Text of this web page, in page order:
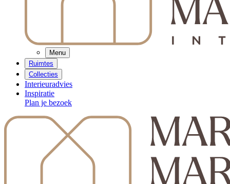
Menu
Ruimtes
Collecties
Interieuradvies
Inspiratie
Plan je bezoek